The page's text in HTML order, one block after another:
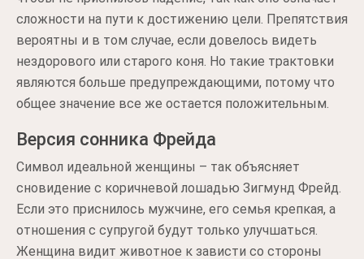
сложности на пути к достижению цели. Препятствия
вероятны и в том случае, если довелось видеть
нездорового или старого коня. Но такие трактовки
являются больше предупреждающими, потому что
общее значение все же остается положительным.
Версия сонника Фрейда
Символ идеальной женщины – так объясняет
сновидение с коричневой лошадью Зигмунд Фрейд.
Если это приснилось мужчине, его семья крепкая, а
отношения с супругой будут только улучшаться.
Женщина видит животное к зависти со стороны